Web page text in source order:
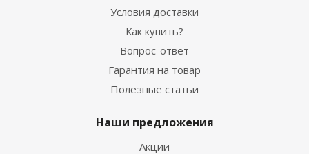
Условия доставки
Как купить?
Вопрос-ответ
Гарантия на товар
Полезные статьи
Наши предложения
Акции